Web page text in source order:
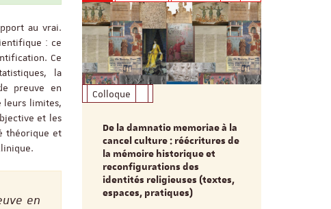
au vrai.
: ce
Ce
la
preuve en
leurs limites,
et les
théorique et
en
et
Colloque
De la damnatio memoriae à la
cancel culture : réécritures de
la mémoire historique et
reconfigurations des
identités religieuses (textes,
espaces, pratiques)